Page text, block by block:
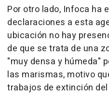
Por otro lado, Infoca ha
declaraciones a esta
ubicación no hay
de que se trata de una
"muy densa y húmeda"
las marismas, motivo
trabajos de extinción